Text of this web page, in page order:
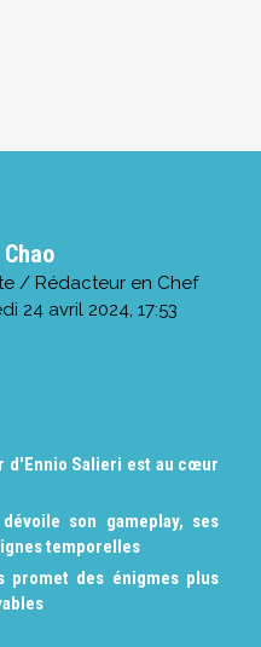
/ Rédacteur en Chef
24 avril 2024, 17:53
d'Ennio Salieri est au cœur
son gameplay, ses
temporelles
promet des énigmes plus